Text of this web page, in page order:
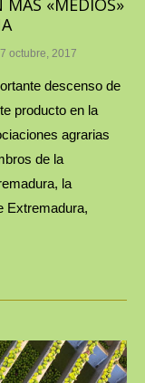
MÁS «MEDIOS»
octubre, 2017
descenso de
producto en la
agrarias
de la
la
Extremadura,